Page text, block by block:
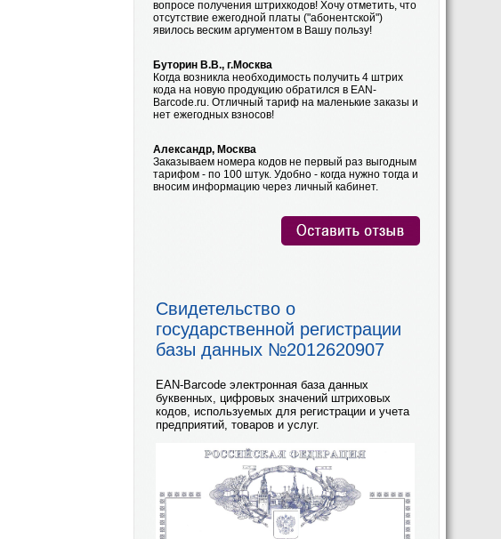
вопросе получения штрихкодов! Хочу отметить, что
отсутствие ежегодной платы ("абонентской")
явилось веским аргументом в Вашу пользу!
Буторин В.В., г.Москва
Когда возникла необходимость получить 4 штрих
кода на новую продукцию обратился в EAN-
Barcode.ru. Отличный тариф на маленькие заказы и
нет ежегодных взносов!
Александр, Москва
Заказываем номера кодов не первый раз выгодным
тарифом - по 100 штук. Удобно - когда нужно тогда и
вносим информацию через личный кабинет.
Свидетельство о
государственной регистрации
базы данных №2012620907
EAN-Barcode электронная база данных
буквенных, цифровых значений штриховых
кодов, используемых для регистрации и учета
предприятий, товаров и услуг.